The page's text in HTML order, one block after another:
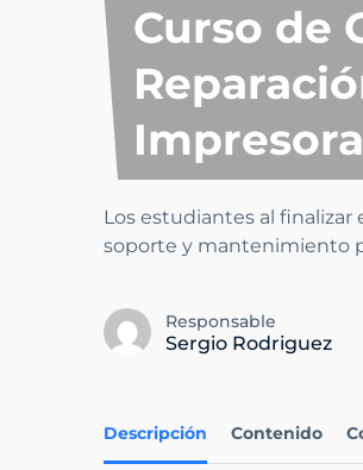
Curso de
Los estudiantes al finalizar
soporte y mantenimiento
Responsable
Sergio Rodriguez
Descripción Contenido